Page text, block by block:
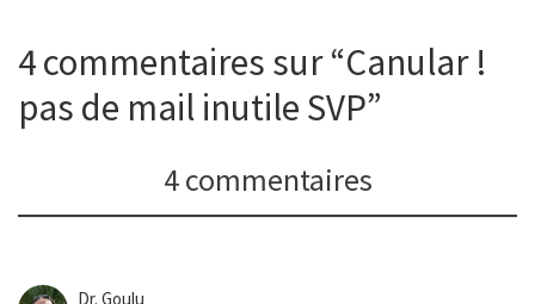
4 commentaires sur “Canular !
pas de mail inutile SVP”
4 commentaires
Dr. Goulu